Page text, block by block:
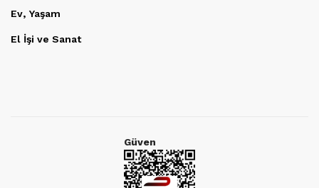
Ev, Yaşam
El İşi ve Sanat
Güven